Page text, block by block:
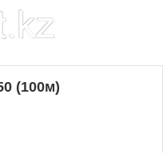
(100м)